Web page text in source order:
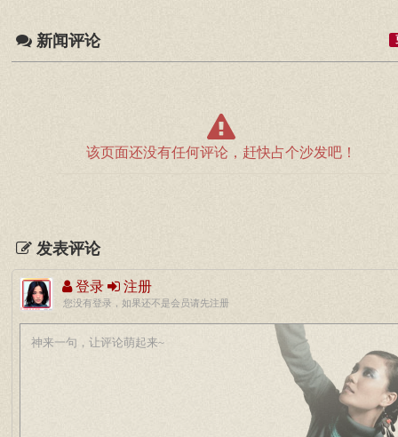
新闻评论
该页面还没有任何评论，赶快占个沙发吧！
发表评论
登录 注册
您没有登录，如果还不是会员请先注册